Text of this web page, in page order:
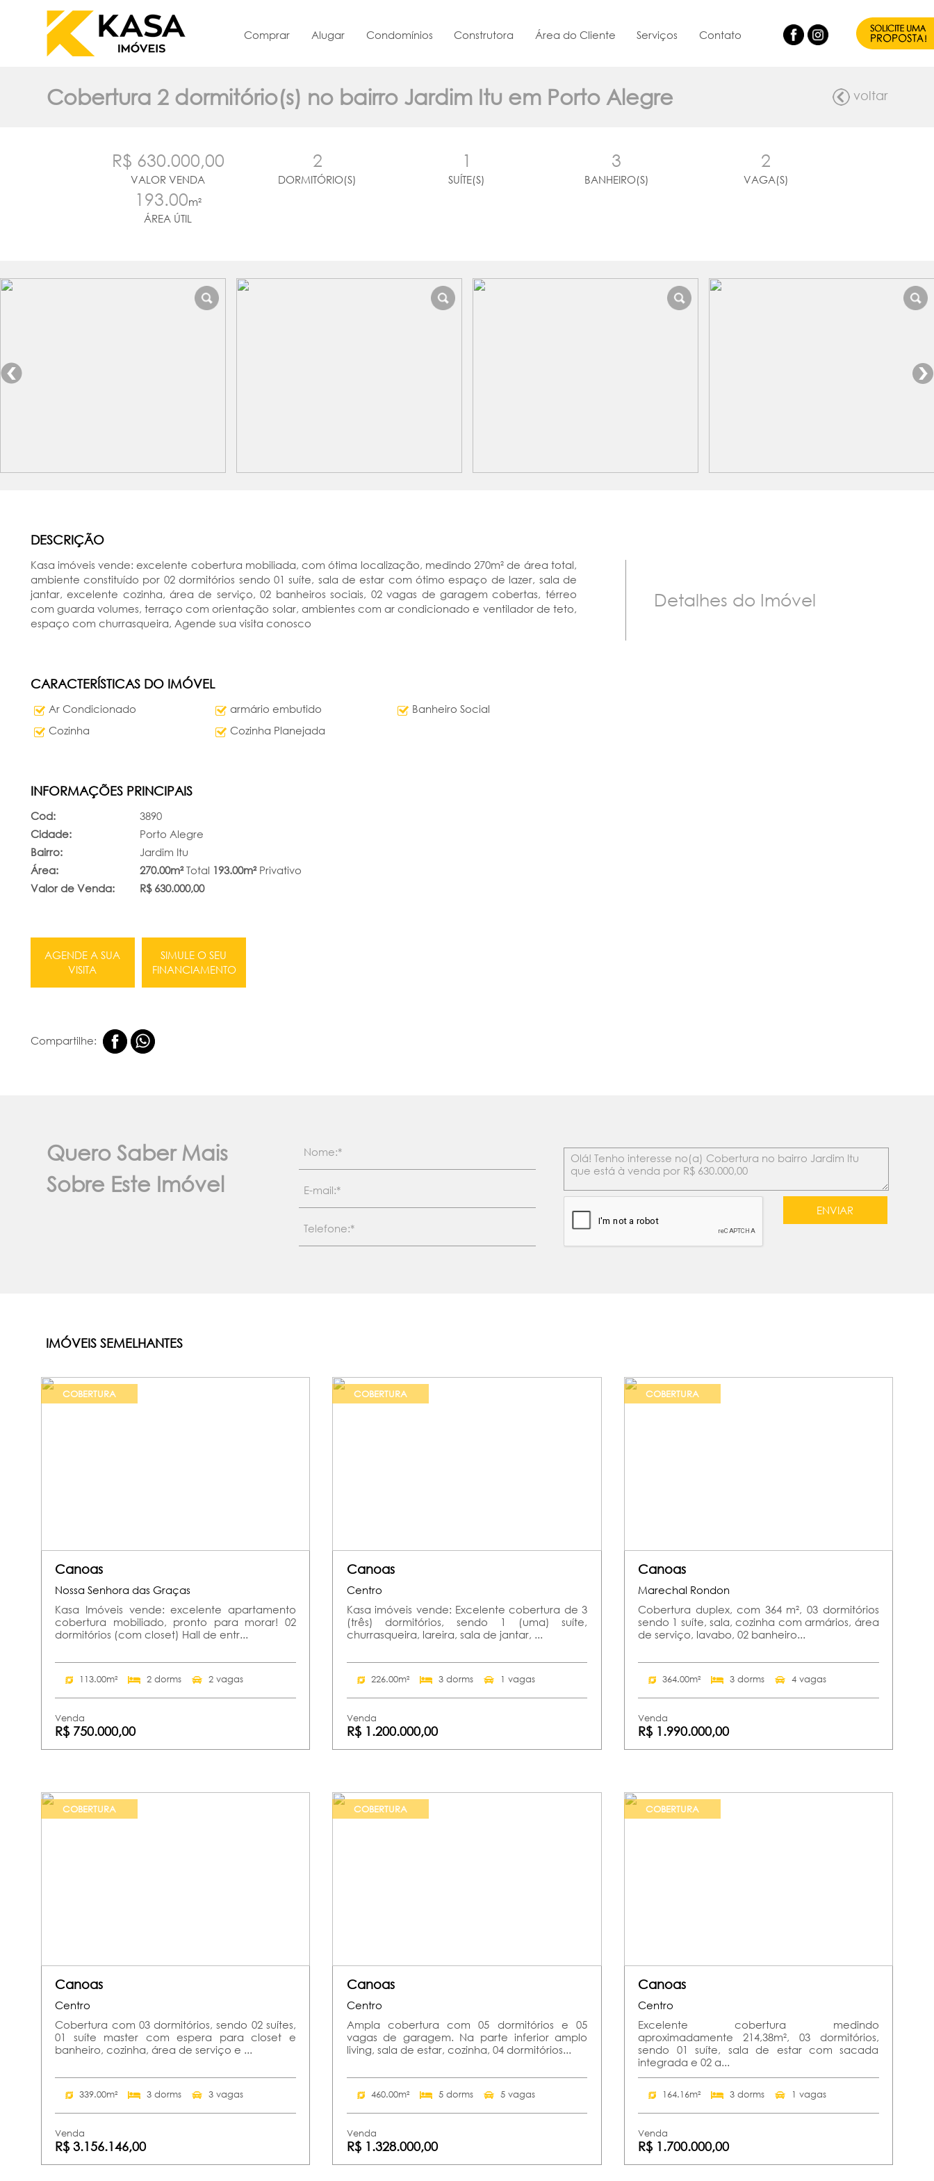
Comprar Alugar Condomínios Construtora Área do Cliente Serviços Contato
Cobertura 2 dormitório(s) no bairro Jardim Itu em Porto Alegre voltar
R$ 630.000,00
VALOR VENDA
2
DORMITÓRIO(S)
1
SUÍTE(S)
3
BANHEIRO(S)
2
VAGA(S)
193.00m²
ÁREA ÚTIL
DESCRIÇÃO
Kasa imóveis vende: excelente cobertura mobiliada, com ótima localização, medindo 270m² de área total,
ambiente constituído por 02 dormitórios sendo 01 suíte, sala de estar com ótimo espaço de lazer, sala de
jantar, excelente cozinha, área de serviço, 02 banheiros sociais, 02 vagas de garagem cobertas, térreo
com guarda volumes, terraço com orientação solar, ambientes com ar condicionado e ventilador de teto,
espaço com churrasqueira, Agende sua visita conosco
CARACTERÍSTICAS DO IMÓVEL
Ar Condicionado armário embutido
Banheiro Social
Cozinha
Cozinha Planejada
INFORMAÇÕES PRINCIPAIS
Cod:
3890
Cidade:
Porto Alegre
Bairro:
Jardim Itu
Área:
270.00m²Total 193.00m²Privativo
Valor de Venda:
R$ 630.000,00
AGENDE A SUA
VISITA
SIMULE O SEU
FINANCIAMENTO
Compartilhe:
Detalhes do Imóvel
Quero Saber Mais
Sobre Este Imóvel
IMÓVEIS SEMELHANTES
COBERTURA
Canoas
Nossa Senhora das Graças
Kasa Imóveis vende: excelente apartamento
cobertura mobiliado, pronto para morar! 02
dormitórios (com closet) Hall de entr...
113.00m² 2 dorms 2 vagas
Venda
R$ 750.000,00
COBERTURA
Canoas
Centro
Kasa imóveis vende: Excelente cobertura de 3
(três) dormitórios, sendo 1 (uma) suíte,
churrasqueira, lareira, sala de jantar, ...
226.00m² 3 dorms 1 vagas
Venda
R$ 1.200.000,00
COBERTURA
Canoas
Marechal Rondon
Cobertura duplex, com 364 m², 03 dormitórios
sendo 1 suíte, sala, cozinha com armários, área
de serviço, lavabo, 02 banheiro...
364.00m² 3 dorms 4 vagas
Venda
R$ 1.990.000,00
COBERTURA
Canoas
Centro
Cobertura com 03 dormitórios, sendo 02 suítes,
01 suíte master com espera para closet e
banheiro, cozinha, área de serviço e ...
339.00m² 3 dorms 3 vagas
Venda
R$ 3.156.146,00
COBERTURA
Canoas
Centro
Ampla cobertura com 05 dormitórios e 05
vagas de garagem. Na parte inferior amplo
living, sala de estar, cozinha, 04 dormitórios...
460.00m² 5 dorms 5 vagas
Venda
R$ 1.328.000,00
COBERTURA
Canoas
Centro
Excelente cobertura medindo
aproximadamente 214,38m², 03 dormitórios,
sendo 01 suíte, sala de estar com sacada
integrada e 02 a...
164.16m² 3 dorms 1 vagas
Venda
R$ 1.700.000,00